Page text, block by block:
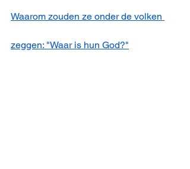
Waarom zouden ze onder de volken
zeggen: "Waar is hun God?"